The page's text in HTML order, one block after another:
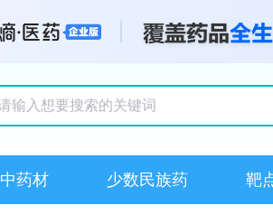
中药材 少数民族药 靶